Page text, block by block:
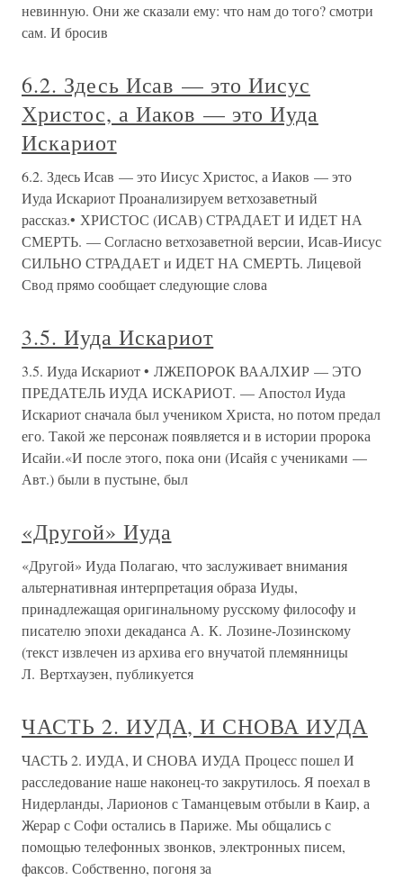
невинную. Они же сказали ему: что нам до того? смотри
сам. И бросив
6.2. Здесь Исав — это Иисус
Христос, а Иаков — это Иуда
Искариот
6.2. Здесь Исав — это Иисус Христос, а Иаков — это
Иуда Искариот Проанализируем ветхозаветный
рассказ.• ХРИСТОС (ИСАВ) СТРАДАЕТ И ИДЕТ НА
СМЕРТЬ. — Согласно ветхозаветной версии, Исав-Иисус
СИЛЬНО СТРАДАЕТ и ИДЕТ НА СМЕРТЬ. Лицевой
Свод прямо сообщает следующие слова
3.5. Иуда Искариот
3.5. Иуда Искариот • ЛЖЕПОРОК ВААЛХИР — ЭТО
ПРЕДАТЕЛЬ ИУДА ИСКАРИОТ. — Апостол Иуда
Искариот сначала был учеником Христа, но потом предал
его. Такой же персонаж появляется и в истории пророка
Исайи.«И после этого, пока они (Исайя с учениками —
Авт.) были в пустыне, был
«Другой» Иуда
«Другой» Иуда Полагаю, что заслуживает внимания
альтернативная интерпретация образа Иуды,
принадлежащая оригинальному русскому философу и
писателю эпохи декаданса А. К. Лозине-Лозинскому
(текст извлечен из архива его внучатой племянницы
Л. Вертхаузен, публикуется
ЧАСТЬ 2. ИУДА, И СНОВА ИУДА
ЧАСТЬ 2. ИУДА, И СНОВА ИУДА Процесс пошел И
расследование наше наконец-то закрутилось. Я поехал в
Нидерланды, Ларионов с Таманцевым отбыли в Каир, а
Жерар с Софи остались в Париже. Мы общались с
помощью телефонных звонков, электронных писем,
факсов. Собственно, погоня за